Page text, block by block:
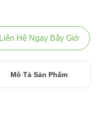
Liên Hệ Ngay Bây Giờ
Mô Tả Sản Phẩm